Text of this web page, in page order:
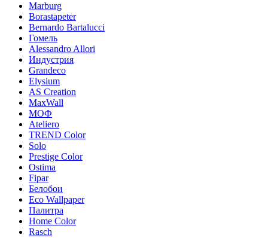
Marburg
Borastapeter
Bernardo Bartalucci
Гомель
Alessandro Allori
Индустрия
Grandeco
Elysium
AS Creation
MaxWall
МОФ
Ateliero
TREND Color
Solo
Prestige Color
Ostima
Fipar
Белобои
Eco Wallpaper
Палитра
Home Color
Rasch